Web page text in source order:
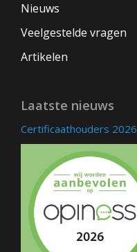
Nieuws
Veelgestelde vragen
Artikelen
Laatste nieuws
Certificaathouders 2026